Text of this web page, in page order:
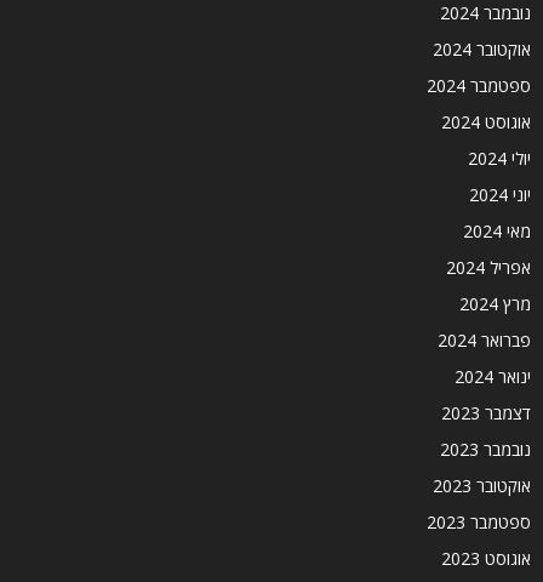
נובמבר 2024
אוקטובר 2024
ספטמבר 2024
אוגוסט 2024
יולי 2024
יוני 2024
מאי 2024
אפריל 2024
מרץ 2024
פברואר 2024
ינואר 2024
דצמבר 2023
נובמבר 2023
אוקטובר 2023
ספטמבר 2023
אוגוסט 2023